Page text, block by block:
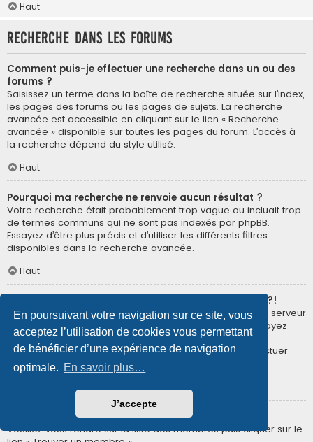
En poursuivant votre navigation sur ce site, vous
acceptez l’utilisation de cookies vous permettant
de bénéficier d’une expérience de navigation
optimale. En savoir plus…
J’accepte
Haut
Recherche dans les forums
Comment puis-je effectuer une recherche dans un ou des
forums ?
Saisissez un terme dans la boîte de recherche située sur l’index,
les pages des forums ou les pages de sujets. La recherche
avancée est accessible en cliquant sur le lien « Recherche
avancée » disponible sur toutes les pages du forum. L’accès à
la recherche dépend du style utilisé.
Haut
Pourquoi ma recherche ne renvoie aucun résultat ?
Votre recherche était probablement trop vague ou incluait trop
de termes communs qui ne sont pas indexés par phpBB.
Essayez d’être plus précis et d’utiliser les différents filtres
disponibles dans la recherche avancée.
Haut
Pourquoi ma recherche renvoie à une page blanche ?!
Votre recherche a renvoyé trop de résultats pour que le serveur
puisse les afficher. Utilisez la recherche avancée et essayez
d’être plus précis dans les termes employés et dans la
sélection des forums dans lesquels vous souhaitez effectuer
une recherche.
Comment puis-je rechercher des membres ?
Veuillez vous rendre sur la liste des membres puis cliquer sur le